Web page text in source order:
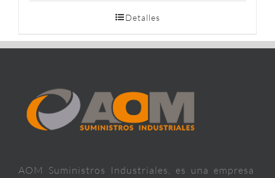
Detalles
AOM Suministros Industriales, es una empresa